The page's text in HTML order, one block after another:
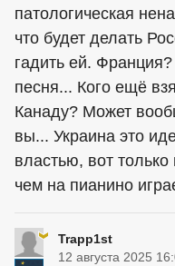
патологическая
что будет делать
гадить ей.
песня... Кого ещё
Канаду? Может
вы... Украина это
властью, вот
чем на пианино
Trapp1st
12 августа 2025